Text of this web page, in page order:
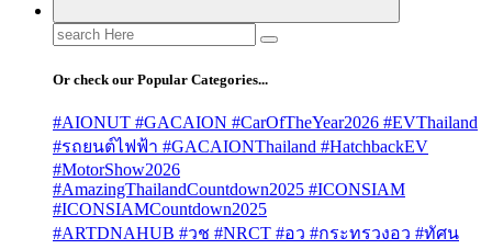
Search
for:
Or check our Popular Categories...
#AIONUT #GACAION #CarOfTheYear2026 #EVThailand
#รถยนต์ไฟฟ้า #GACAIONThailand #HatchbackEV
#MotorShow2026
#AmazingThailandCountdown2025 #ICONSIAM
#ICONSIAMCountdown2025
#ARTDNAHUB #วช #NRCT #อว #กระทรวงอว #ทัศน